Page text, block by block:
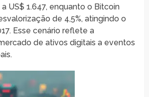
US$ 1.647, enquanto o Bitcoin
de 4,5%, atingindo o
Esse cenário reflete a
de ativos digitais a eventos